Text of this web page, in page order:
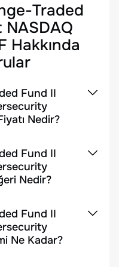
Traded
Hakkında
Fund II
Nedir?
Fund II
Nedir?
Fund II
Ne Kadar?